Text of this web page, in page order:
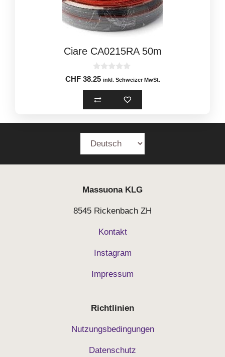
Ciare CA0215RA 50m
0
o
u
t
o
f
CHF38.25 inkl. Schweizer MwSt.
Massuona KLG
8545 Rickenbach ZH
Kontakt
Instagram
Impressum
Richtlinien
Nutzungsbedingungen
Datenschutz